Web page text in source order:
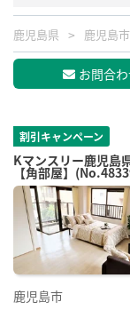
鹿児島県 鹿児島市
お問合
割引キャンペーン
Kマンスリー鹿児島
【角部屋】
鹿児島市